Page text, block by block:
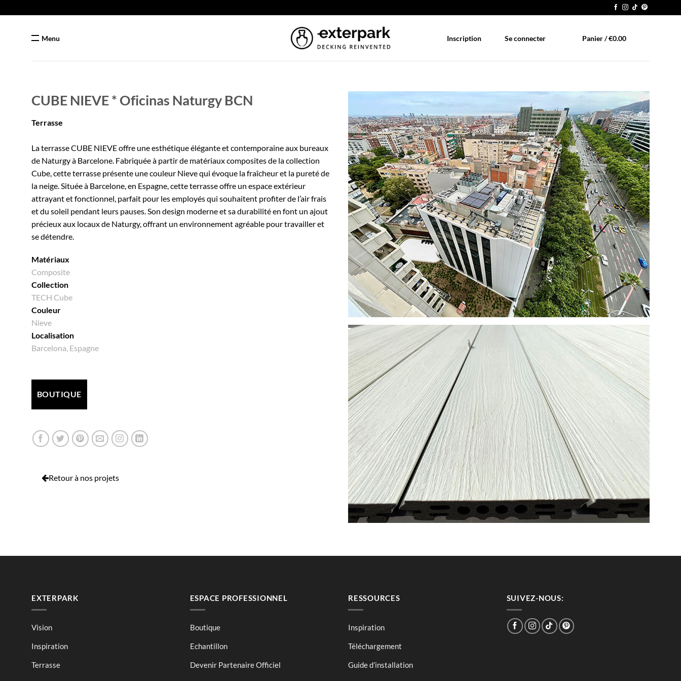
au
Menu Inscription Se connecter Panier /€0.00
CUBE NIEVE * Oficinas Naturgy BCN
Terrasse
La terrasse CUBE NIEVE offre une esthétique élégante et contemporaine aux bureaux
de Naturgy à Barcelone. Fabriquée à partir de matériaux composites de la collection
Cube, cette terrasse présente une couleur Nieve qui évoque la fraîcheur et la pureté de
la neige. Située à Barcelone, en Espagne, cette terrasse offre un espace extérieur
attrayant et fonctionnel, parfait pour les employés qui souhaitent profiter de l’air frais
et du soleil pendant leurs pauses. Son design moderne et sa durabilité en font un ajout
précieux aux locaux de Naturgy, offrant un environnement agréable pour travailler et
se détendre.
Matériaux
Composite
Collection
TECH Cube
Couleur
Nieve
Localisation
Barcelona, Espagne
BOUTIQUE
Retour à nos projets
EXTERPARK
Vision
Inspiration
Terrasse
ESPACE PROFESSIONNEL
Boutique
Echantillon
Devenir Partenaire Officiel
RESSOURCES
Inspiration
Téléchargement
Guide d’installation
SUIVEZ-NOUS: